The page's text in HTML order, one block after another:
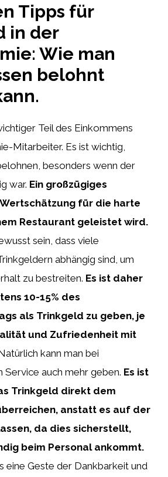
Tipps für
in der
Wie man
belohnt
Teil des Einkommens
Mitarbeiter. Es ist wichtig,
besonders wenn der
war. Ein großzügiges
für die harte
Restaurant geleistet wird.
sein, dass viele
abhängig sind, um
zu bestreiten. Es ist daher
10-15% des
als Trinkgeld zu geben, je
und Zufriedenheit mit
kann man bei
Service auch mehr geben. Es ist
Trinkgeld direkt dem
anstatt es auf der
da dies sicherstellt,
beim Personal ankommt.
eine Geste der Dankbarkeit und